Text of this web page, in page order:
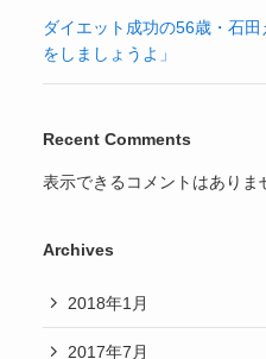
ダイエット成功の56歳・石
をしましょうよ」
Recent Comments
表示できるコメントはありま
Archives
2018年1月
2017年7月